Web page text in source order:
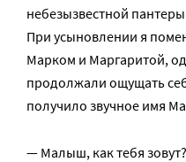
небезызвестной
При усыновлении я
Марком и Маргаритой,
продолжали ощущать
получило звучное имя
— Малыш, как тебя зовут?